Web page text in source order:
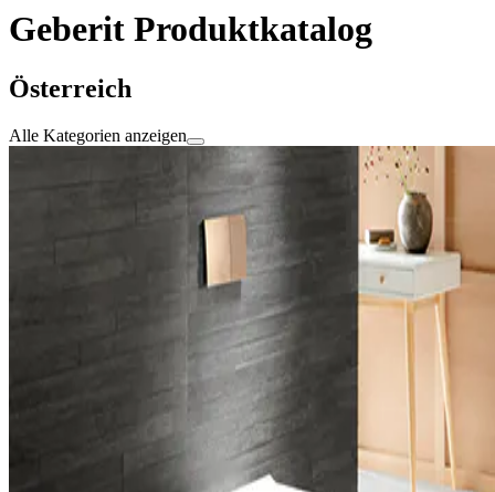
Geberit Produktkatalog
Österreich
Alle Kategorien anzeigen